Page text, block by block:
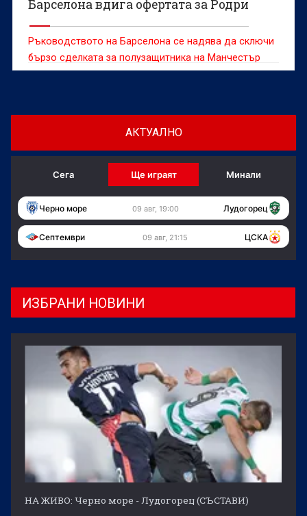
Барселона вдига офертата за Родри
Ръководството на Барселона се надява да сключи
бързо сделката за полузащитника на Манчестър
Сити Родри, като преговорите между двете страни
АКТУАЛНО
Сега Ще играят Минали
Черно море 09 авг, 19:00 Лудогорец
Септември 09 авг, 21:15 ЦСКА
ИЗБРАНИ НОВИНИ
НА ЖИВО: Черно море - Лудогорец (СЪСТАВИ)